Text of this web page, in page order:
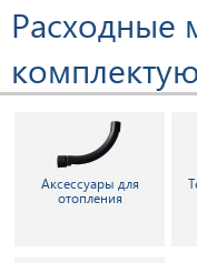
Расходные
Аксессуары для
отопления